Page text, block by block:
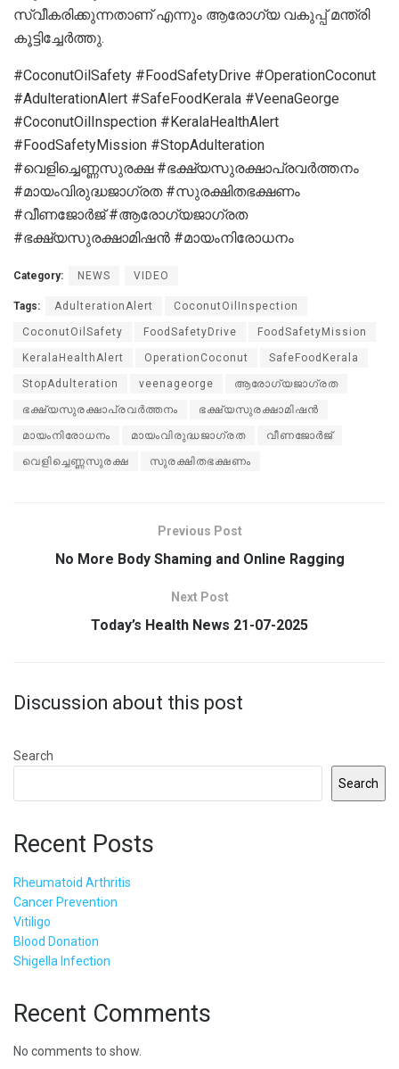
സ്വീകരിക്കുന്നതാണ് എന്നും ആരോഗ്യ വകുപ്പ് മന്ത്രി
കൂട്ടിച്ചേർത്തു.
#CoconutOilSafety #FoodSafetyDrive #OperationCoconut
#AdulterationAlert #SafeFoodKerala #VeenaGeorge
#CoconutOilInspection #KeralaHealthAlert
#FoodSafetyMission #StopAdulteration
#വെളിച്ചെണ്ണസുരക്ഷ #ഭക്ഷ്യസുരക്ഷാപ്രവർത്തനം
#മായംവിരുദ്ധജാഗ്രത #സുരക്ഷിതഭക്ഷണം
#വീണജോർജ് #ആരോഗ്യജാഗ്രത
#ഭക്ഷ്യസുരക്ഷാമിഷൻ #മായംനിരോധനം
Category: NEWS VIDEO
Tags: AdulterationAlert CoconutOilInspection
CoconutOilSafety FoodSafetyDrive FoodSafetyMission
KeralaHealthAlert OperationCoconut SafeFoodKerala
StopAdulteration veenageorge ആരോഗ്യജാഗ്രത
ഭക്ഷ്യസുരക്ഷാപ്രവർത്തനം ഭക്ഷ്യസുരക്ഷാമിഷൻ
മായംനിരോധനം മായംവിരുദ്ധജാഗ്രത വീണജോർജ്
വെളിച്ചെണ്ണസുരക്ഷ സുരക്ഷിതഭക്ഷണം
Previous Post
No More Body Shaming and Online Ragging
Next Post
Today’s Health News 21-07-2025
Discussion about this post
Search
Search
Recent Posts
Rheumatoid Arthritis
Cancer Prevention
Vitiligo
Blood Donation
Shigella Infection
Recent Comments
No comments to show.